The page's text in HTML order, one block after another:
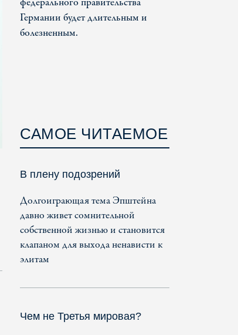
Германии будет длительным и
болезненным.
САМОЕ ЧИТАЕМОЕ
В плену подозрений
Долгоиграющая тема Эпштейна
давно живет сомнительной
собственной жизнью и становится
клапаном для выхода ненависти к
элитам
Чем не Третья мировая?